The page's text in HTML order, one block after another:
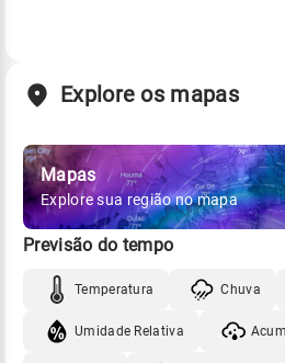
Explore os mapas
Mapas
Explore sua região no mapa
Previsão do tempo
Temperatura Chuva
Umidade Relativa